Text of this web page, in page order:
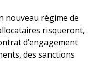
nouveau régime de
risqueront,
d’engagement
des sanctions